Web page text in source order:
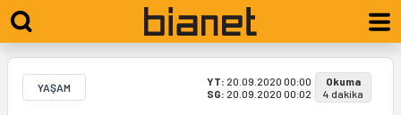
YAŞAM YT: 20.09.2020 00:00
SG: 20.09.2020 00:02
Okuma
4 dakika